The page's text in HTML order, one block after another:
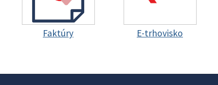
Faktúry E-trhovisko